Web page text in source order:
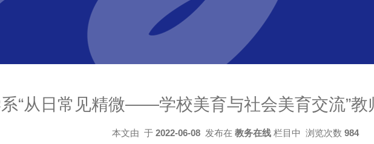
“从日常见精微——学校美育与社会美育交流”教
本文由 于 2022-06-08 发布在 教务在线 栏目中 浏览次数 984